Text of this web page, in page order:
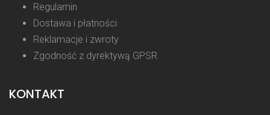
Regulamin
Dostawa i płatności
Reklamacje i zwroty
Zgodność z dyrektywą GPSR
KONTAKT